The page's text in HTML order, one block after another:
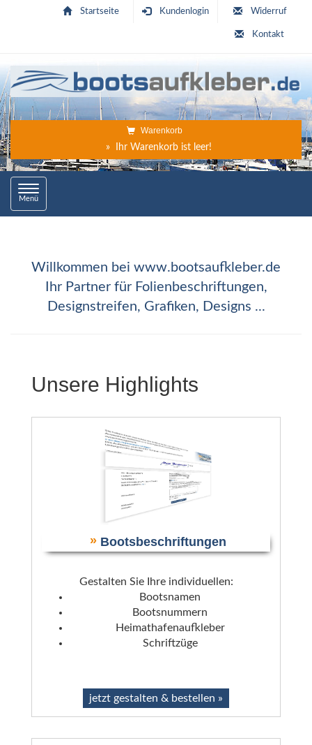
Startseite Kundenlogin Widerruf
Kontakt
Warenkorb
» Ihr Warenkorb ist leer!
Toggle
navigation
Menü
Willkommen bei www.bootsaufkleber.de
Ihr Partner für Folienbeschriftungen,
Designstreifen, Grafiken, Designs ...
Unsere Highlights
»Bootsbeschriftungen
Gestalten Sie Ihre individuellen:
Bootsnamen
Bootsnummern
Heimathafenaufkleber
Schriftzüge
jetzt gestalten & bestellen »